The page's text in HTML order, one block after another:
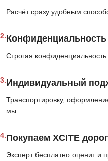
Расчёт сразу удобным
2.Конфиденциальность
Строгая
3.Индивидуальный
Транспортировку,
мы.
4.Покупаем XCITE
Эксперт бесплатно оценит